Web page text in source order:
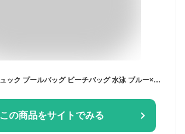
[リンネ] プールリュック プールバッグ ビーチバッグ 水泳 ブルー×ネイビー
この商品をサイトでみる